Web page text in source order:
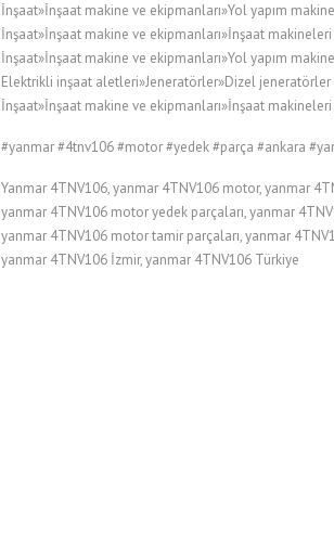
İnşaat»İnşaat makine ve ekipmanları»Yol yapım
İnşaat»İnşaat makine ve ekipmanları»İnşaat makineleri
İnşaat»İnşaat makine ve ekipmanları»Yol yapım
Elektrikli inşaat aletleri»Jeneratörler»Dizel jeneratörler
İnşaat»İnşaat makine ve ekipmanları»İnşaat
#yanmar #4tnv106 #motor #yedek #parça #ankara
Yanmar 4TNV106, yanmar 4TNV106 motor, yanmar
yanmar 4TNV106 motor yedek parçaları, yanmar
yanmar 4TNV106 motor tamir parçaları, yanmar
yanmar 4TNV106 İzmir, yanmar 4TNV106 Türkiye